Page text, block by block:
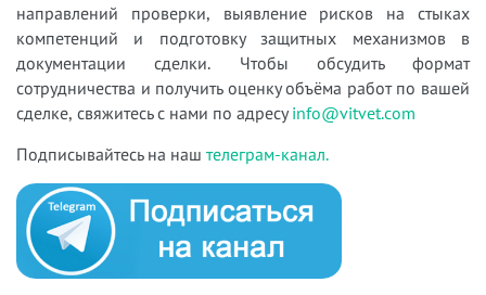
направлений проверки, выявление рисков на стыках
компетенций и подготовку защитных механизмов в
документации сделки. Чтобы обсудить формат
сотрудничества и получить оценку объёма работ по вашей
сделке, свяжитесь с нами по адресуinfo@vitvet.com
Подписывайтесь на наш телеграм-канал.